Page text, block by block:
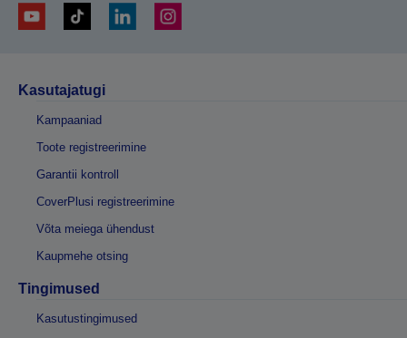
Kasutajatugi
Kampaaniad
Toote registreerimine
Garantii kontroll
CoverPlusi registreerimine
Võta meiega ühendust
Kaupmehe otsing
Tingimused
Kasutustingimused